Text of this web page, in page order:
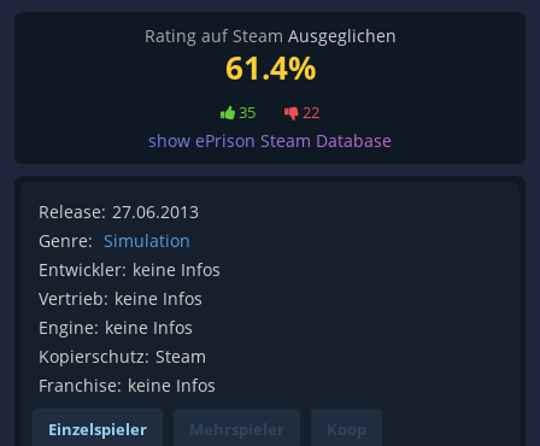
Rating auf Steam Ausgeglichen
61.4%
35 22
show ePrison Steam Database
Release: 27.06.2013
Genre: Simulation
Entwickler: keine Infos
Vertrieb: keine Infos
Engine: keine Infos
Kopierschutz: Steam
Franchise: keine Infos
Einzelspieler Mehrspieler Koop